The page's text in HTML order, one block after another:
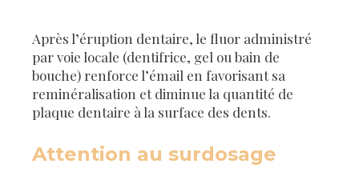
Après l’éruption dentaire, le fluor administré
par voie locale (dentifrice, gel ou bain de
bouche) renforce l’émail en favorisant sa
reminéralisation et diminue la quantité de
plaque dentaire à la surface des dents.
Attention au surdosage